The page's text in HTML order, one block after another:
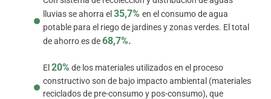
lluvias se ahorra el 35,7% en el consumo de agua
potable para el riego de jardines y zonas verdes. El total
de ahorro es de68,7%.
El 20% de los materiales utilizados en el proceso
constructivo son de bajo impacto ambiental (materiales
reciclados de pre-consumo y pos-consumo), que